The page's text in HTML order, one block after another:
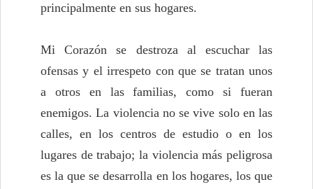
principalmente en sus hogares.
Mi Corazón se destroza al escuchar las
ofensas y el irrespeto con que se tratan unos
a otros en las familias, como si fueran
enemigos. La violencia no se vive solo en las
calles, en los centros de estudio o en los
lugares de trabajo; la violencia más peligrosa
es la que se desarrolla en los hogares, los que